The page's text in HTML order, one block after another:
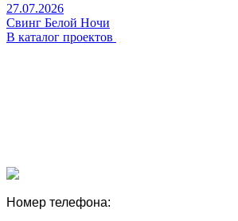
27.07.2026
Свинг Белой Ночи
В каталог проектов
Номер телефона: